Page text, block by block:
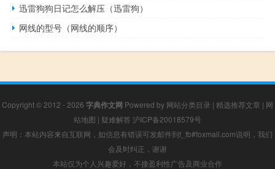
迅雷狗狗日记怎么解压（迅雷狗）
网线的型号（网线的顺序）
Copyright © 2012 - 2026 字典作文网 Powered by 网站分类目录 | 精选推荐文章 | 网
站地图 | 疑难解答 沪ICP备20018579号
声明：本站内容来自互联网，如信息有错误可发邮件到f_fb#foxmail.com说明，我们
会及时纠正，谢谢
本站仅为个人兴趣爱好，不接盈利性广告及商业合作